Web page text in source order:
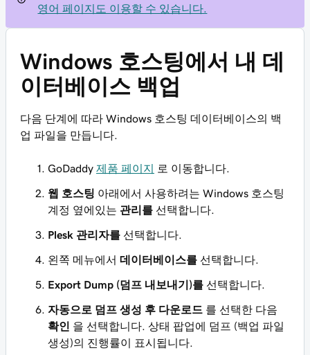
영어 페이지도 이용할 수 있습니다.
Windows 호스팅에서 내 데
이터베이스 백업
다음 단계에 따라 Windows 호스팅 데이터베이스의 백
업 파일을 만듭니다.
GoDaddy 제품 페이지 로 이동합니다.
웹 호스팅 아래에서 사용하려는 Windows 호스팅
계정 옆에있는 관리를 선택합니다.
Plesk 관리자를 선택합니다.
왼쪽 메뉴에서 데이터베이스를 선택합니다.
Export Dump (덤프 내보내기)를 선택합니다.
자동으로 덤프 생성 후 다운로드 를 선택한 다음
확인
을 선택합니다. 상태 팝업에 덤프 (백업 파일
생성)의 진행률이 표시됩니다.